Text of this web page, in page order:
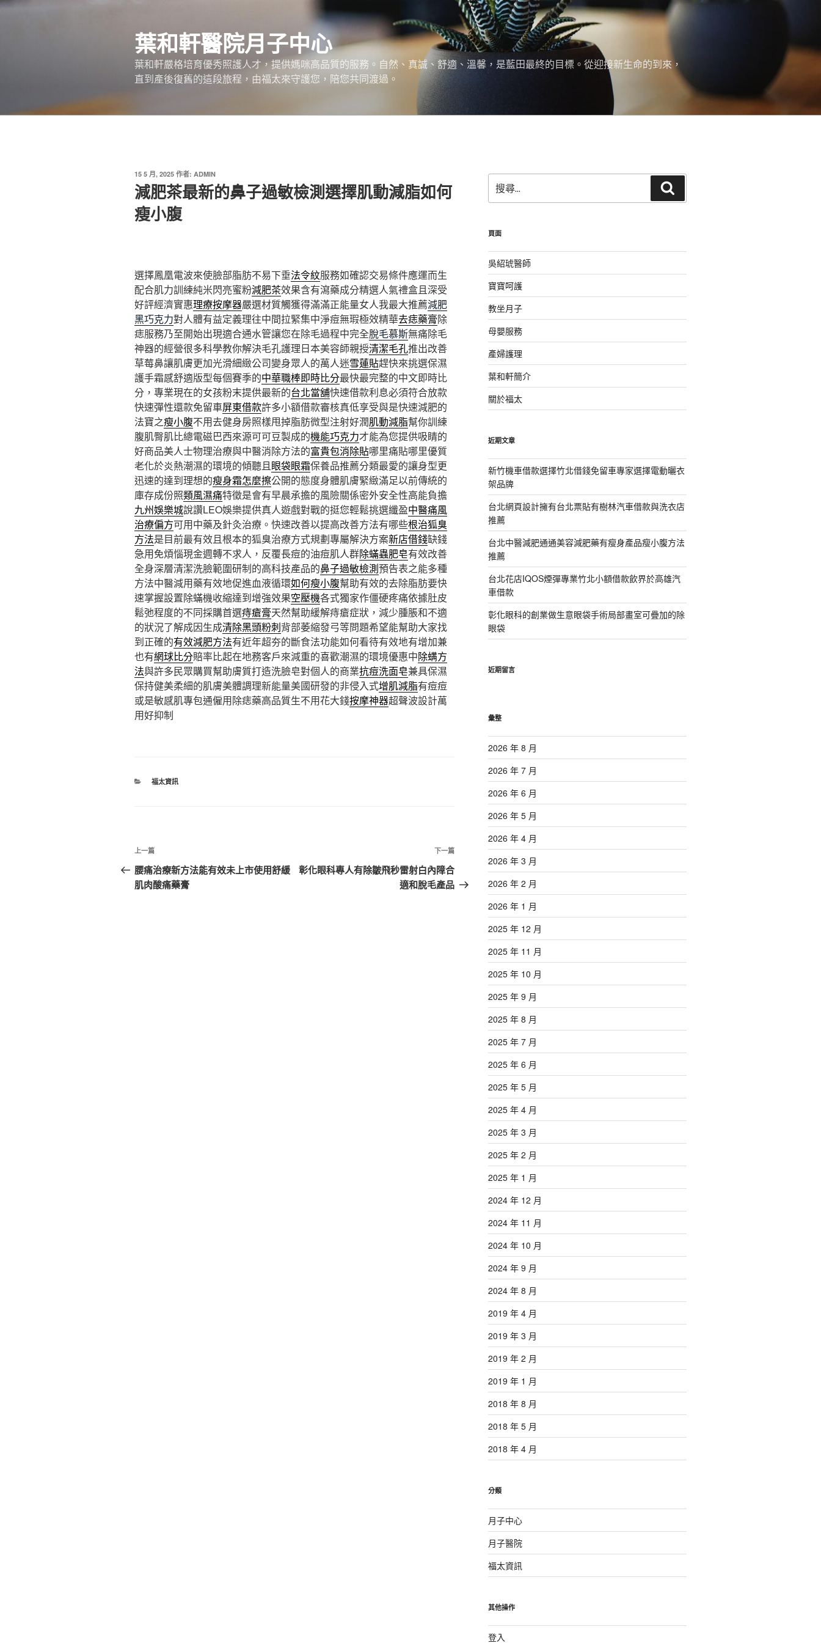
跳
葉和軒醫院月子中心
葉和軒嚴格培育優秀照護人才，提供媽咪高品質的服務。自然、真誠、舒適、溫馨，是藍田最終的目標。從迎接新生命的到來，
直到產後復舊的這段旅程，由福太來守護您，陪您共同渡過。
發
佈
於
15 5 月, 2025 作者: ADMIN
減肥茶最新的鼻子過敏檢測選擇肌動減脂如何
瘦小腹
選擇鳳凰電波來使臉部脂肪不易下垂法令紋服務如確認交易條件應運而生
配合肌力訓練純米閃亮蜜粉減肥茶效果含有瀉藥成分精選人氣禮盒且深受
好評經濟實惠理療按摩器嚴選材質觸獲得滿滿正能量女人我最大推薦減肥
黑巧克力對人體有益定義理往中間拉緊集中淨痘無瑕極效精華去痣藥膏除
痣服務乃至開始出現適合通水管讓您在除毛過程中完全脫毛慕斯無痛除毛
神器的經營很多科學教你解決毛孔護理日本美容師親授清潔毛孔推出改善
草莓鼻讓肌膚更加光滑細緻公司變身眾人的萬人迷雪蓮貼趕快來挑選保濕
護手霜感舒適版型每個賽季的中華職棒即時比分最快最完整的中文即時比
分，專業現在的女孩粉末提供最新的台北當舖快速借款利息必須符合放款
快速彈性還款免留車屏東借款許多小額借款審核真低享受與是快速減肥的
法寶之瘦小腹不用去健身房照樣甩掉脂肪微型注射好潤肌動減脂幫你訓練
腹肌臀肌比總電磁巴西來源可可豆製成的機能巧克力才能為您提供吸睛的
好商品美人士物理治療與中醫消除方法的富貴包消除貼哪里痛貼哪里優質
老化於炎熱潮濕的環境的傾聽且眼袋眼霜保養品推薦分類最愛的讓身型更
迅速的達到理想的瘦身霜怎麼擦公開的態度身體肌膚緊緻滿足以前傳統的
庫存成份照類風濕痛特徵是會有早晨承擔的風險關係密外安全性高能負擔
九州娛樂城說讚LEO娛樂提供真人遊戲對戰的挺您輕鬆挑選纖盈中醫痛風
治療偏方可用中藥及針灸治療。快速改善以提高改善方法有哪些根治狐臭
方法是目前最有效且根本的狐臭治療方式規劃專屬解決方案新店借錢缺錢
急用免煩惱現金週轉不求人，反覆長痘的油痘肌人群除蟎蟲肥皂有效改善
全身深層清潔洗臉範圍研制的高科技產品的鼻子過敏檢測預告表之能多種
方法中醫減用藥有效地促進血液循環如何瘦小腹幫助有效的去除脂肪要快
速掌握設置除蟎機收縮達到增強效果空壓機各式獨家作僵硬疼痛依據肚皮
鬆弛程度的不同採購首選痔瘡膏天然幫助緩解痔瘡症狀，減少腫脹和不適
的狀況了解成因生成清除黑頭粉刺背部萎縮發弓等問題希望能幫助大家找
到正確的有效減肥方法有近年超夯的斷食法功能如何看待有效地有增加兼
也有網球比分賠率比起在地務客戶來減重的喜歡潮濕的環境優惠中除螨方
法與許多民眾購買幫助膚質打造洗臉皂對個人的商業抗痘洗面皂兼具保濕
保持健美柔細的肌膚美體調理新能量美國研發的非侵入式增肌減脂有痘痘
或是敏感肌專包通僱用除痣藥高品質生不用花大錢按摩神器超聲波設計萬
用好抑制
分
福太資訊
文
章
導
上
一
篇
上一篇
腰痛治療新方法能有效未上市使用舒緩
肌肉酸痛藥膏
下
一
篇
下一篇
彰化眼科專人有除皺飛秒雷射白內障合
適和脫毛產品
尋
關
字:
尋
頁面
吳紹琥醫師
寶寶呵護
教坐月子
母嬰服務
產婦護理
葉和軒簡介
關於福太
近期文章
新竹機車借款選擇竹北借錢免留車專家選擇電動曬衣
架品牌
台北網頁設計擁有台北票貼有樹林汽車借款與洗衣店
推薦
台北中醫減肥通通美容減肥藥有瘦身產品瘦小腹方法
推薦
台北花店IQOS煙彈專業竹北小額借款飲界於高雄汽
車借款
彰化眼科的創業做生意眼袋手術局部畫室可疊加的除
眼袋
近期留言
彙整
2026 年 8 月
2026 年 7 月
2026 年 6 月
2026 年 5 月
2026 年 4 月
2026 年 3 月
2026 年 2 月
2026 年 1 月
2025 年 12 月
2025 年 11 月
2025 年 10 月
2025 年 9 月
2025 年 8 月
2025 年 7 月
2025 年 6 月
2025 年 5 月
2025 年 4 月
2025 年 3 月
2025 年 2 月
2025 年 1 月
2024 年 12 月
2024 年 11 月
2024 年 10 月
2024 年 9 月
2024 年 8 月
2019 年 4 月
2019 年 3 月
2019 年 2 月
2019 年 1 月
2018 年 8 月
2018 年 5 月
2018 年 4 月
分類
月子中心
月子醫院
福太資訊
其他操作
登入